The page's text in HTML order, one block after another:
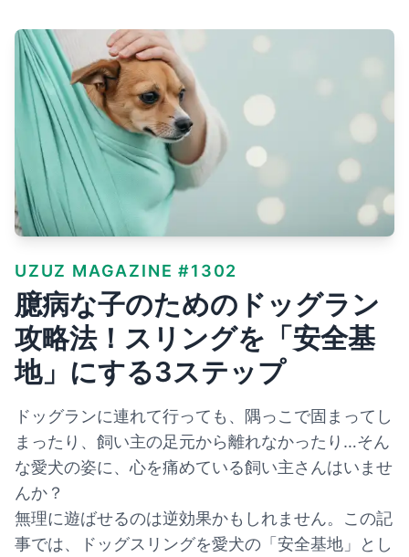
UZUZ MAGAZINE #1302
臆病な子のためのドッグラン
攻略法！スリングを「安全基
地」にする3ステップ
ドッグランに連れて行っても、隅っこで固まってし
まったり、飼い主の足元から離れなかったり…そん
な愛犬の姿に、心を痛めている飼い主さんはいませ
んか？
無理に遊ばせるのは逆効果かもしれません。この記
事では、ドッグスリングを愛犬の「安全基地」とし